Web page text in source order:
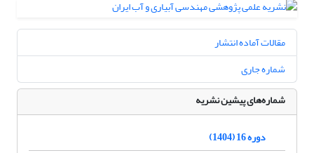
مقالات آماده انتشار
شماره جاری
شماره‌های پیشین نشریه
دوره 16 (1404)